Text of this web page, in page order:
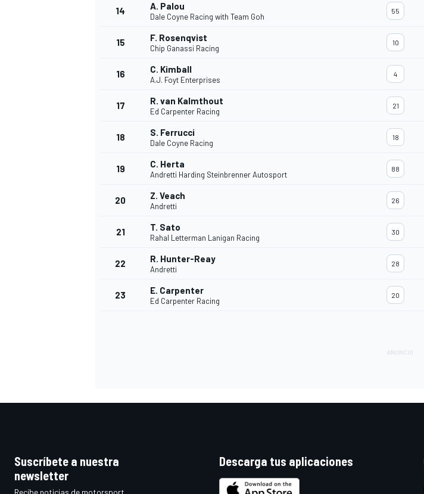
14 A. Palou
Dale Coyne Racing with Team Goh
55
15 F. Rosenqvist
Chip Ganassi Racing
10
16 C. Kimball
A.J. Foyt Enterprises
4
17 R. van Kalmthout
Ed Carpenter Racing
21
18 S. Ferrucci
Dale Coyne Racing
18
19 C. Herta
Andretti Harding Steinbrenner Autosport
88
20 Z. Veach
Andretti
26
21 T. Sato
Rahal Letterman Lanigan Racing
30
22 R. Hunter-Reay
Andretti
28
23 E. Carpenter
Ed Carpenter Racing
20
Suscríbete a nuestra
newsletter
Recibe noticias de motorsport,
Descarga tus aplicaciones